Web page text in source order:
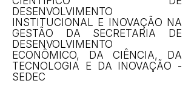
DESENVOLVIMENTO
INSTITUCIONAL E INOVAÇÃO NA
GESTÃO DA SECRETARIA DE
DESENVOLVIMENTO
ECONÔMICO, DA CIÊNCIA, DA
TECNOLOGIA E DA INOVAÇÃO -
SEDEC